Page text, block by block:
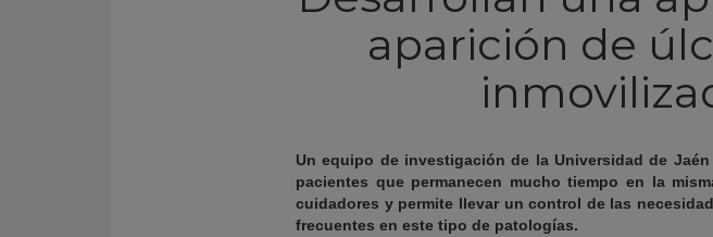
aparición de
Un equipo de investigación de la Universidad de
pacientes que permanecen mucho tiempo en la
cuidadores y permite llevar un control de las
frecuentes en este tipo de patologías.